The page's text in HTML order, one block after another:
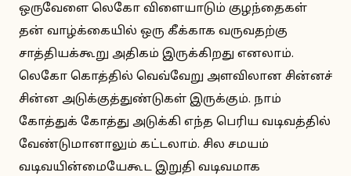
ஒருவேளை லெகோ விளையாடும் குழந்தைகள்
தன் வாழ்க்கையில் ஒரு கீக்காக வருவதற்கு
சாத்தியக்கூறு அதிகம் இருக்கிறது எனலாம்.
லெகோ கொத்தில் வெவ்வேறு அளவிலான சின்னச்
சின்ன அடுக்குத்துண்டுகள் இருக்கும். நாம்
கோத்துக் கோத்து அடுக்கி எந்த பெரிய வடிவத்தில்
வேண்டுமானாலும் கட்டலாம். சில சமயம்
வடிவயின்மையேகூட இறுதி வடிவமாக